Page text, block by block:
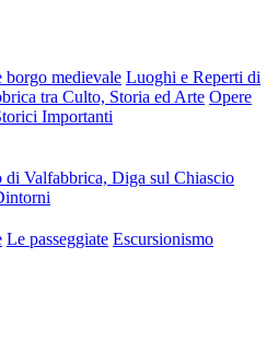
borgo medievale Luoghi e Reperti di
tra Culto, Storia ed Arte Opere
Importanti
di Valfabbrica, Diga sul Chiascio
Le passeggiate Escursionismo